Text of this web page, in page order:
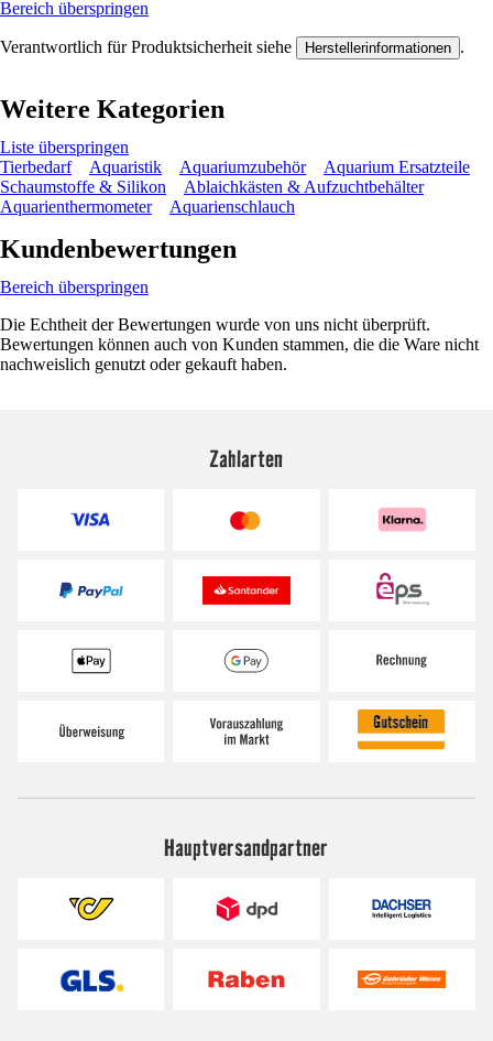
Bereich überspringen
Verantwortlich für Produktsicherheit siehe Herstellerinformationen .
Weitere Kategorien
Liste überspringen
Tierbedarf
Aquaristik Aquariumzubehör
Aquarium Ersatzteile
Schaumstoffe & Silikon
Ablaichkästen & Aufzuchtbehälter
Aquarienthermometer
Aquarienschlauch
Kundenbewertungen
Bereich überspringen
Die Echtheit der Bewertungen wurde von uns nicht überprüft.
Bewertungen können auch von Kunden stammen, die die Ware nicht
nachweislich genutzt oder gekauft haben.
Zahlarten
Hauptversandpartner